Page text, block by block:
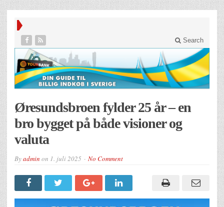
Search
Øresundsbroen fylder 25 år – en
bro bygget på både visioner og
valuta
Byadmin on 1. juli 2025 No Comment